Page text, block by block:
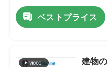
ベストプライス
建物